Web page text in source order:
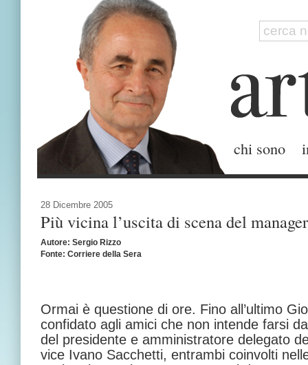
chi sono
28 Dicembre 2005
Più vicina l’uscita di scena del
Autore: Sergio Rizzo
Fonte: Corriere della Sera
Ormai è questione di ore. Fino all’ultimo
confidato agli amici che non intende farsi
del presidente e amministratore delegato
vice Ivano Sacchetti, entrambi coinvolti